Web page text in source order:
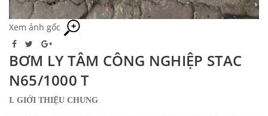
Xem ảnh gốc
BƠM LY TÂM CÔNG NGHIỆP STAC
N65/1000 T
I. GIỚI THIỆU CHUNG